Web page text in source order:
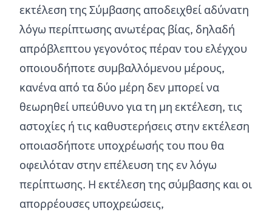
εκτέλεση της Σύμβασης αποδειχθεί αδύνατη
λόγω περίπτωσης ανωτέρας βίας, δηλαδή
απρόβλεπτου γεγονότος πέραν του ελέγχου
οποιουδήποτε συμβαλλόμενου μέρους,
κανένα από τα δύο μέρη δεν μπορεί να
θεωρηθεί υπεύθυνο για τη μη εκτέλεση, τις
αστοχίες ή τις καθυστερήσεις στην εκτέλεση
οποιασδήποτε υποχρέωσής του που θα
οφειλόταν στην επέλευση της εν λόγω
περίπτωσης. Η εκτέλεση της σύμβασης και οι
απορρέουσες υποχρεώσεις,